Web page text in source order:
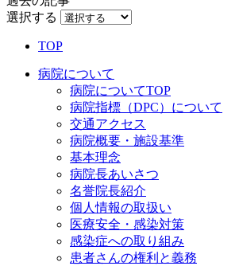
選択する
TOP
病院について
病院についてTOP
病院指標（DPC）について
交通アクセス
病院概要・施設基準
基本理念
病院長あいさつ
名誉院長紹介
個人情報の取扱い
医療安全・感染対策
感染症への取り組み
患者さんの権利と義務